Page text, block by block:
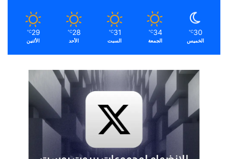
30
℃
الخميس
34
℃
الجمعة
31
℃
السبت
28
℃
الأحد
29
℃
الأثنين